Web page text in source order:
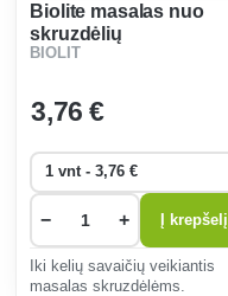
Biolite masalas nuo
skruzdėlių
BIOLIT
3,76 €
− + Į krepšelį
Iki kelių savaičių veikiantis
masalas skruzdėlėms.